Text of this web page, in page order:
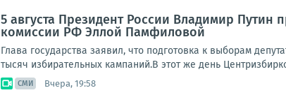
5 августа Президент России Владимир Путин
комиссии РФ Эллой Памфиловой
Глава государства заявил, что подготовка к выборам
тысяч избирательных кампаний.В этот же день
СМИ Вчера, 19:58